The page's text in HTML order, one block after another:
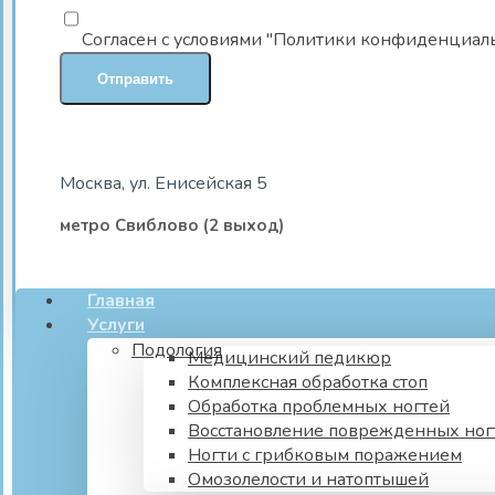
Согласен с условиями "Политики
Москва, ул. Енисейская 5
метро Свиблово (2 выход)
Главная
Услуги
ПодологияМедицинский педикюр
Комплексная обработка стоп
Обработка проблемных ногтей
Восстановление поврежденных
Ногти с грибковым поражением
Омозолелости и натоптышей